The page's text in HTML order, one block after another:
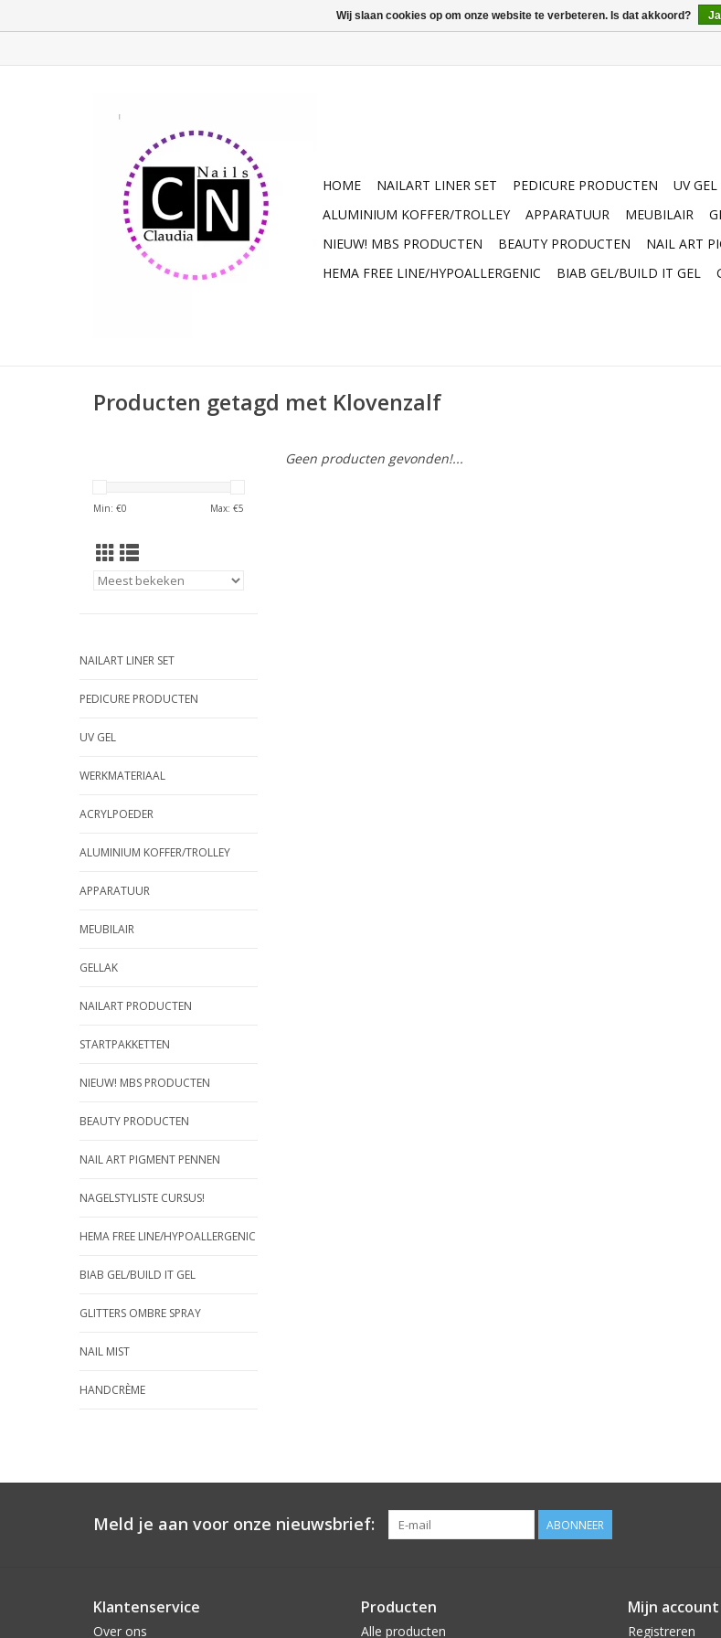
HOME NAILART LINER SET PEDICURE PRODUCTEN UV GEL
ALUMINIUM KOFFER/TROLLEY
APPARATUUR MEUBILAIR
NIEUW! MBS PRODUCTEN
BEAUTY PRODUCTEN NAIL ART
HEMA FREE LINE/HYPOALLERGENIC
BIAB GEL/BUILD IT GEL
Producten getagd met Klovenzalf
Min: €0 Max: €5
NAILART LINER SET
PEDICURE PRODUCTEN
UV GEL
WERKMATERIAAL
ACRYLPOEDER
ALUMINIUM KOFFER/TROLLEY
APPARATUUR
MEUBILAIR
GELLAK
NAILART PRODUCTEN
STARTPAKKETTEN
NIEUW! MBS PRODUCTEN
BEAUTY PRODUCTEN
NAIL ART PIGMENT PENNEN
NAGELSTYLISTE CURSUS!
HEMA FREE LINE/HYPOALLERGENIC
BIAB GEL/BUILD IT GEL
GLITTERS OMBRE SPRAY
NAIL MIST
HANDCRÈME
Geen producten gevonden!...
Meld je aan voor onze nieuwsbrief: ABONNEER
Klantenservice
Over ons
Producten
Alle producten
Mijn account
Registreren
Wij slaan cookies op om onze website te verbeteren. Is dat akkoord? Ja